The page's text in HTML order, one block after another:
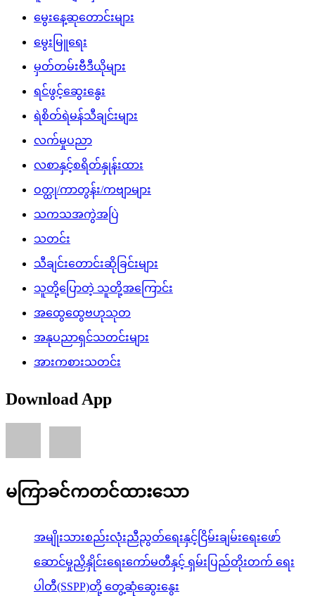
မွေးနေ့ဆုတောင်းများ
မွေးမြူရေး
မှတ်တမ်းဗီဒီယိုများ
ရင်ဖွင့်ဆွေးနွေး
ရဲစိတ်ရဲမန်သီချင်းများ
လက်မှုပညာ
လစာနှင့်စရိတ်နှုန်းထား
ဝတ္ထု/ကာတွန်း/ကဗျာများ
သကသအကွဲအပြဲ
သတင်း
သီချင်းတောင်းဆိုခြင်းများ
သူတို့ပြောတဲ့ သူတို့အကြောင်း
အထွေထွေဗဟုသုတ
အနုပညာရှင်သတင်းများ
အားကစားသတင်း
Download App
မကြာခင်ကတင်ထားသော
အမျိုးသားစည်းလုံးညီညွတ်ရေးနှင့်ငြိမ်းချမ်းရေးဖော်
ဆောင်မှုညှိနှိုင်းရေးကော်မတီနှင့် ရှမ်းပြည်တိုးတက် ရေး
ပါတီ(SSPP)တို့ တွေ့ဆုံဆွေးနွေး